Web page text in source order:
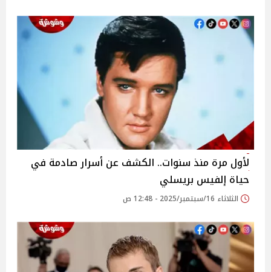
لأول مرة منذ سنوات.. الكشف عن أسرار صادمة في
حياة إلفيس بريسلي
الثلاثاء 16/سبتمبر/2025 - 12:48 ص